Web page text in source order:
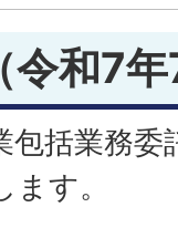
和7
包括業務
す。